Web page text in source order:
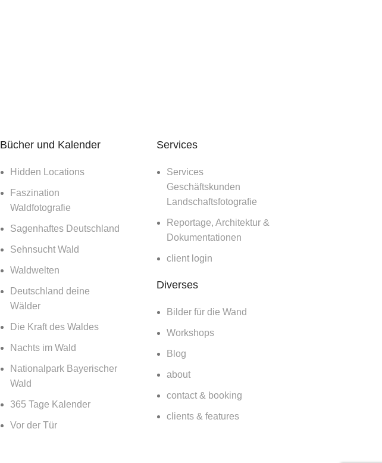
Bücher und Kalender
Hidden Locations
Faszination
Waldfotografie
Sagenhaftes Deutschland
Sehnsucht Wald
Waldwelten
Deutschland deine
Wälder
Die Kraft des Waldes
Nachts im Wald
Nationalpark Bayerischer
Wald
365 Tage Kalender
Vor der Tür
Services
Services
Geschäftskunden
Landschaftsfotografie
Reportage, Architektur &
Dokumentationen
client login
Diverses
Bilder für die Wand
Workshops
Blog
about
contact & booking
clients & features